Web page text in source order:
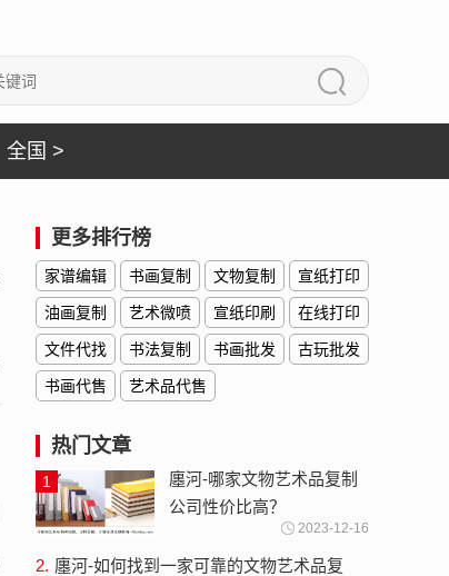
全国 >
更多排行榜
家谱编辑 书画复制 文物复制 宣纸打印
油画复制 艺术微喷 宣纸印刷 在线打印
文件代找 书法复制 书画批发 古玩批发
书画代售 艺术品代售
热门文章
1
廛河-哪家文物艺术品复制
公司性价比高？
2023-12-16
2. 廛河-如何找到一家可靠的文物艺术品复